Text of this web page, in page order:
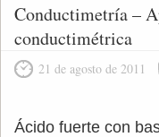
Conductimetría –
conductimétrica
21 de agosto de 2011
Ácido fuerte con